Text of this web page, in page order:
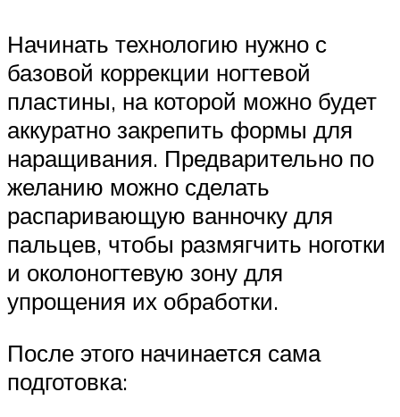
Начинать технологию нужно с
базовой коррекции ногтевой
пластины, на которой можно будет
аккуратно закрепить формы для
наращивания. Предварительно по
желанию можно сделать
распаривающую ванночку для
пальцев, чтобы размягчить ноготки
и околоногтевую зону для
упрощения их обработки.
После этого начинается сама
подготовка: